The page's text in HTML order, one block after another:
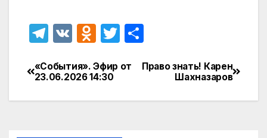
T
e
V
O
n
T
itt п
Навигация
по
Право знать! Карен
Шахназаров
«События». Эфир от
23.06.2026 14:30